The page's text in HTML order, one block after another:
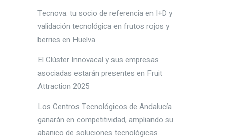
Tecnova: tu socio de referencia en I+D y
validación tecnológica en frutos rojos y
berries en Huelva
El Clúster Innovacal y sus empresas
asociadas estarán presentes en Fruit
Attraction 2025
Los Centros Tecnológicos de Andalucía
ganarán en competitividad, ampliando su
abanico de soluciones tecnológicas